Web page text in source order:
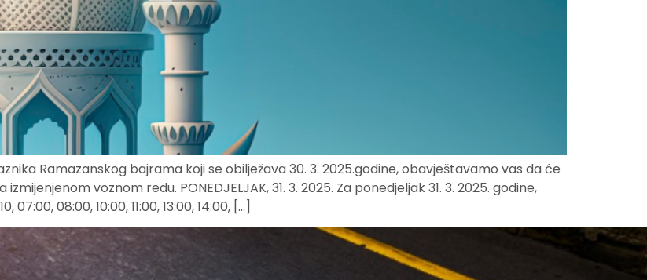
Ramazanskog bajrama koji se obilježava 30. 3. 2025.godine, obavještavamo vas da će
voznom redu. PONEDJELJAK, 31. 3. 2025. Za ponedjeljak 31. 3. 2025. godine,
08:00, 10:00, 11:00, 13:00, 14:00, […]